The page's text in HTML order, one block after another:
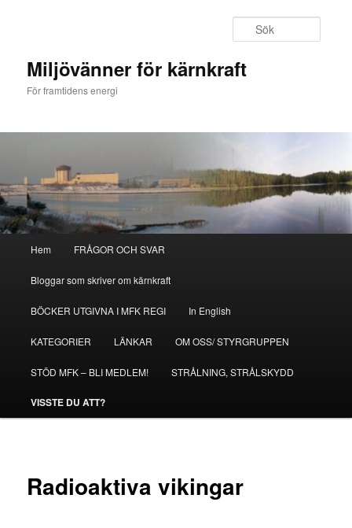
Miljövänner för kärnkraft
För framtidens energi
Hem FRÅGOR OCH SVAR
Bloggar som skriver om kärnkraft
BÖCKER UTGIVNA I MFK REGI In English
KATEGORIER LÄNKAR OM OSS/ STYRGRUPPEN
STÖD MFK – BLI MEDLEM! STRÅLNING, STRÅLSKYDD
VISSTE DU ATT?
Radioaktiva vikingar